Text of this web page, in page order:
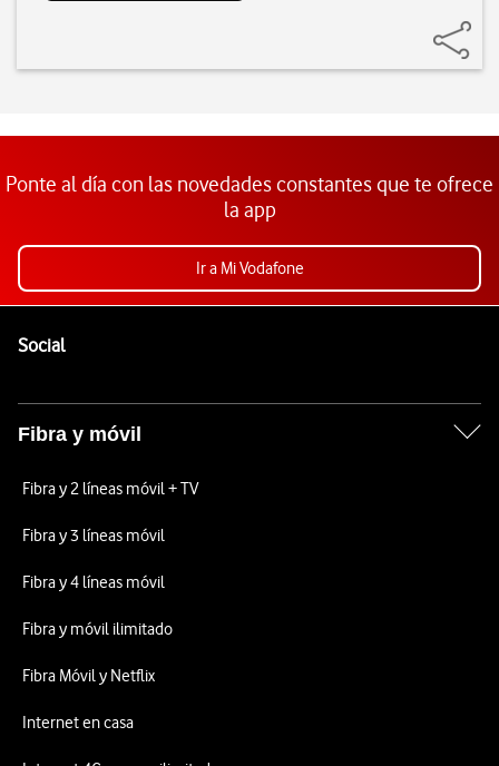
Ponte al día con las novedades constantes que te ofrece
la app
Ir a Mi Vodafone
SocialEnlaces a las redes sociales de Vodafone
Fibra y móvil
Fibra y 2 líneas móvil + TV
Fibra y 3 líneas móvil
Fibra y 4 líneas móvil
Fibra y móvil ilimitado
Fibra Móvil y Netflix
Internet en casa